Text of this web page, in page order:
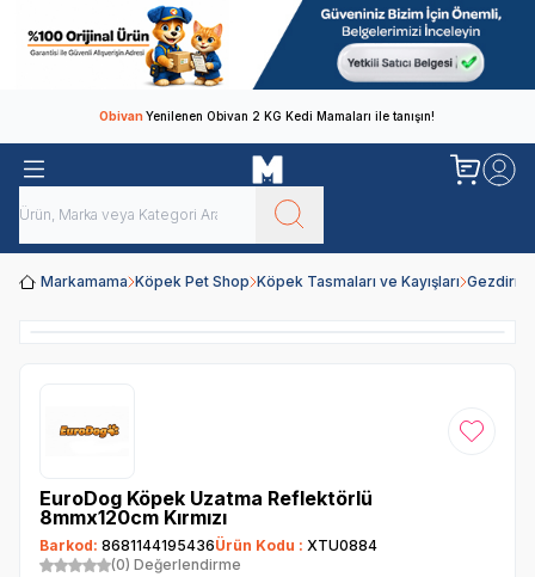
ObivanYenilenen Obivan 2 KG Kedi Mamaları ile tanışın!
Markamama Köpek Pet Shop Köpek Tasmaları ve Kayışları
Favoriye
EuroDog Köpek Uzatma Reflektörlü
8mmx120cm Kırmızı
Barkod: 8681144195436Ürün Kodu : XTU0884
(0) Değerlendirme